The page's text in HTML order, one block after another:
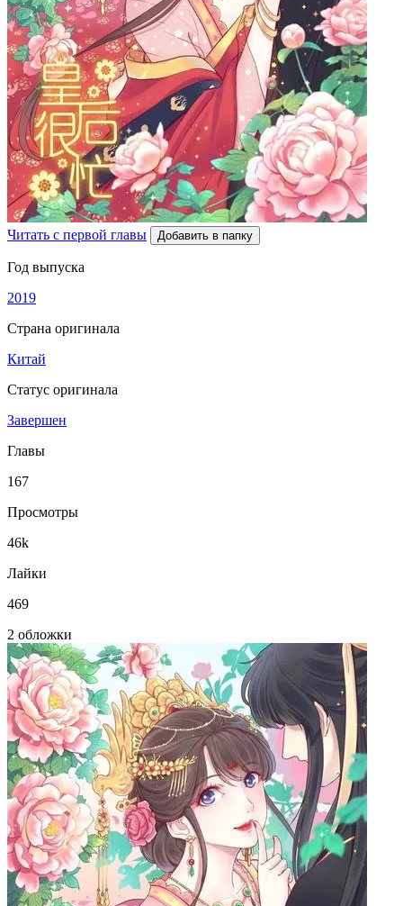
Читать с первой главы Добавить в папку
Год выпуска
2019
Страна оригинала
Китай
Статус оригинала
Завершен
Главы
167
Просмотры
46k
Лайки
469
2 обложки